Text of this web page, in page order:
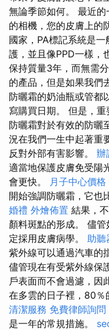
無論季節如何。 最近
的相機，您的皮膚上的
國家，PA標記系統是
護，並且像PPD一樣，
保持質量3年，而無需
的產品，但是如果我們
防曬霜的奶油瓶或管都
寫購買日期。 但是，
防曬霜對於有效的防曬
況在我們一生中起著重
反對外部有害影響。 辦
適當地保護皮膚免受陽
會更快。 月子中心價格
開始強調防曬霜，它也
婚禮 外燴佈置 結果，
顏料斑點的形成。 儘
定採用皮膚病學。 助聽
紫外線可以通過汽車的
儘管現在有受紫外線保
戶表面而不會過濾，因
在多雲的日子裡，80％
清潔服務 免費律師詢問
是一年的常規措施。